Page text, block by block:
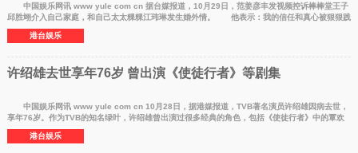
中国娱乐网讯 www yule com cn 据台媒报道，10月29日，范姜彦丰发视频控诉棒棒堂王子
邱胜翊介入自己家庭，和自己太太粿粿江玮琳发生婚外情。 他表示：我的信任和真心被狠狠践
踏，最终成了
港台娱乐
许绍雄去世享年76岁 曾出演《使徒行者》等剧集
中国娱乐网讯 www yule com cn 10月28日，据港媒报道，TVB著名演员许绍雄因病去世，
享年76岁。作为TVB的知名绿叶，许绍雄曾出演过很多经典的角色，包括《使徒行者》中的覃欢
喜，《My盛Lady》
港台娱乐